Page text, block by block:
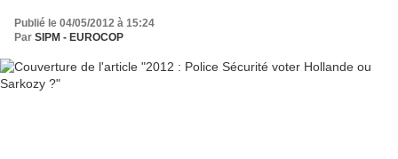
Publié le 04/05/2012 à 15:24
Par SIPM - EUROCOP